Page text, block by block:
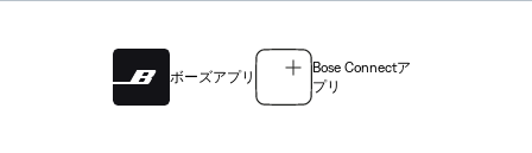
ボーズアプリ
Bose Connectア
プリ